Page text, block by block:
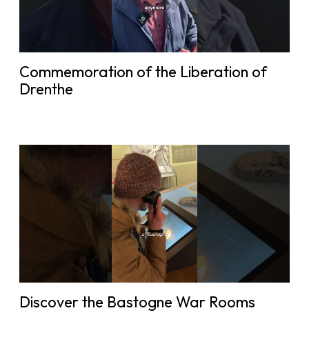
Commemoration of the Liberation of
Drenthe
Discover the Bastogne War Rooms